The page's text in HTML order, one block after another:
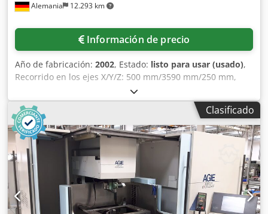
Alemania 12.293 km
Información de precio
Año de fabricación: 2002, Estado: listo para usar (usado),
Recorrido en los ejes X/Y/Z: 500 mm/3590 mm/250 mm,
rango de diámetro del hilo: 0,15 mm-0,3 mm, dimensiones
máximas de la pieza de trabajo en los ejes X/Y/Z: 1050
mm/650 mm/250 mm, peso máximo de la pieza de trabajo:
400 kg/800 kg, conicidad máxima: 30°/100 mm, velocidad
del hilo: 300 mm/s, calidad de superficie máxima: Ra 0,1
µm. Dimensiones de la máquina en los ejes X/Y/Z: aprox.
2800 mm/2400 mm/2250 mm, peso: aprox. 4500 kg,
control: Agie, horas de funcionamiento: aprox. 151182 h.
Documentación disponible. Es posible realizar una visita in
situ. La imagen es un ejemplo. Dsdpfszhnruox Acyock
Clasificado